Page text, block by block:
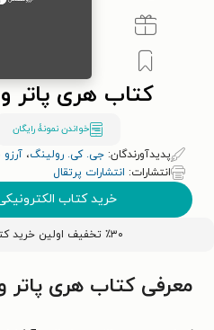
کتاب هری پاتر و
خواندن نمونۀ رایگان
پدیدآورندگان: جی. کی. رولینگ،
انتشارات: انتشارات پرتقال
خرید کتاب
٪۳۰ تخفیف اولین خرید کتاب با کد
معرفی کتاب هری پاتر و